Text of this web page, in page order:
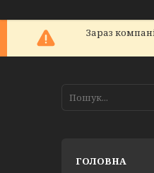
Зараз
ГОЛОВНА